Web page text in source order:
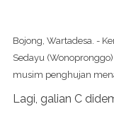
Bojong, Wartadesa. -
Sedayu
musim penghujan
Lagi, galian C